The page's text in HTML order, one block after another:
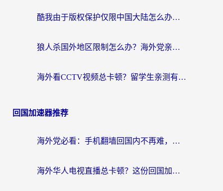
酷我由于版权保护仅限中国大陆怎么办？海外党亲测有效的解锁指南
狼人杀国外地区限制怎么办？海外党亲测有效的全场景回国加速指南
海外看CCTV视频总卡顿？留学生亲测有效的回国加速器选择指南
回国加速器推荐
海外党必看：手机翻墙回国内不再难，一篇搞定无缝访问国内资源指南
海外华人电视直播总卡顿？这份回国加速器选择指南帮你无缝看国内资源